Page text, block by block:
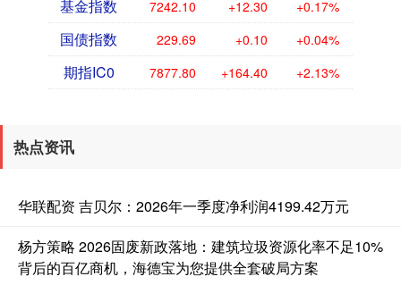
基金指数 7242.10 +12.30 +0.17%
国债指数 229.69 +0.10 +0.04%
期指IC0 7877.80 +164.40 +2.13%
热点资讯
华联配资 吉贝尔：2026年一季度净利润4199.42万元
杨方策略 2026固废新政落地：建筑垃圾资源化率不足10%
背后的百亿商机，海德宝为您提供全套破局方案